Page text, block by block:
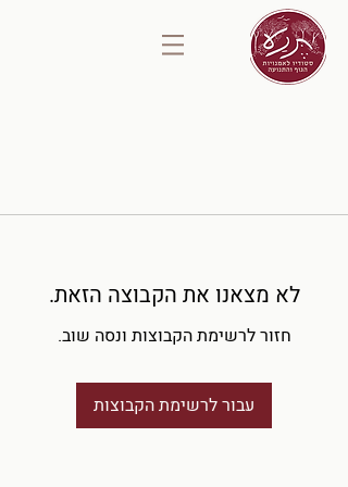
לא מצאנו את הקבוצה הזאת.
חזור לרשימת הקבוצות ונסה שוב.
עבור לרשימת הקבוצות